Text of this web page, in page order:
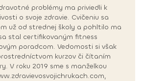
problémy ma priviedli k
o svoje zdravie. Cvičeniu sa
už od strednej školy a pohltilo ma
stal certifikovaným fitness
poradcom. Vedomosti si však
kurzov či čítaním
V roku 2019 sme s manželkou